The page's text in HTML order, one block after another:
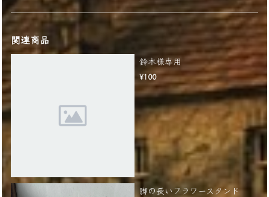
関連商品
鈴木様専用
¥100
脚の長いフラワースタンド